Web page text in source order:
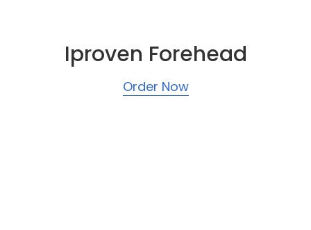
Iproven Forehead
Order Now